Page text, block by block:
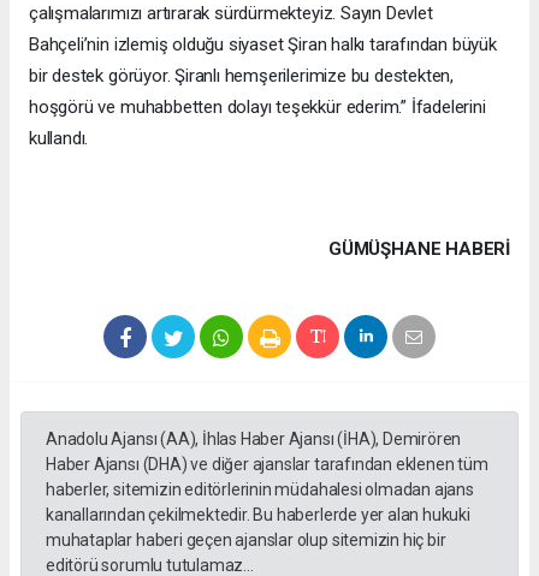
çalışmalarımızı artırarak sürdürmekteyiz. Sayın Devlet
Bahçeli’nin izlemiş olduğu siyaset Şiran halkı tarafından büyük
bir destek görüyor. Şiranlı hemşerilerimize bu destekten,
hoşgörü ve muhabbetten dolayı teşekkür ederim.” İfadelerini
kullandı.
GÜMÜŞHANE HABERİ
Anadolu Ajansı (AA), İhlas Haber Ajansı (İHA), Demirören
Haber Ajansı (DHA) ve diğer ajanslar tarafından eklenen tüm
haberler, sitemizin editörlerinin müdahalesi olmadan ajans
kanallarından çekilmektedir. Bu haberlerde yer alan hukuki
muhataplar haberi geçen ajanslar olup sitemizin hiç bir
editörü sorumlu tutulamaz...